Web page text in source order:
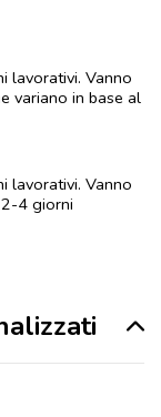
lavorativi. Vanno
variano in base al
lavorativi. Vanno
4 giorni